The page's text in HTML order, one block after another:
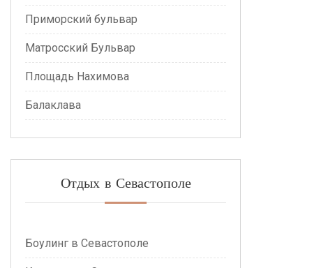
Приморский бульвар
Матросский Бульвар
Площадь Нахимова
Балаклава
Отдых в Севастополе
Боулинг в Севастополе